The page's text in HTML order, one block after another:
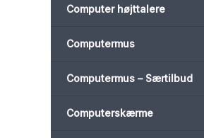
Computer højttalere
Computermus
Computermus – Særtilbud
Computerskærme